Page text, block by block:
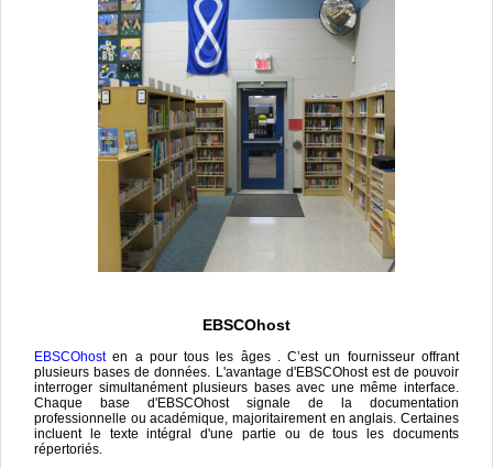
EBSCOhost
EBSCOhosten a pour tous les âges . C’est un fournisseur offrant
plusieurs bases de données. L'avantage d'EBSCOhost est de pouvoir
interroger simultanément plusieurs bases avec une même interface.
Chaque base d'EBSCOhost signale de la documentation
professionnelle ou académique, majoritairement en anglais. Certaines
incluent le texte intégral d'une partie ou de tous les documents
répertoriés.